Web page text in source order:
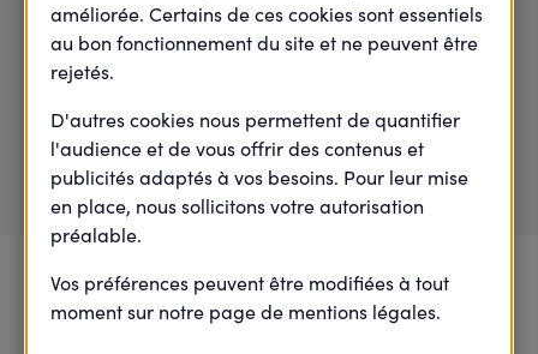
Atlantique 295agora(s) 1898 actions
Ses thématiques favorites
Sport - Alimentation
À venir 6 En cours 0 Passés
améliorée. Certains de ces cookies sont essentiels
au bon fonctionnement du site et ne peuvent être
rejetés.
D'autres cookies nous permettent de quantifier
l'audience et de vous offrir des contenus et
publicités adaptés à vos besoins. Pour leur mise
en place, nous sollicitons votre autorisation
préalable.
Vos préférences peuvent être modifiées à tout
moment sur notre page de mentions légales.